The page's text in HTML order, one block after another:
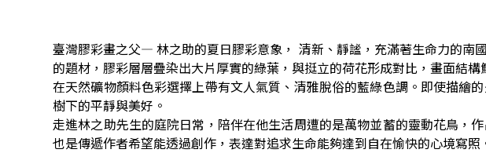
臺灣膠彩畫之父— 林之助的夏日膠彩意象， 清新、靜謐，充滿著生命力的南
的題材，膠彩層層疊染出大片厚實的綠葉，與挺立的荷花形成對比，畫面結
在天然礦物顏料色彩選擇上帶有文人氣質、清雅脫俗的藍綠色調。即使描繪
樹下的平靜與美好。
走進林之助先生的庭院日常，陪伴在他生活周遭的是萬物並蓄的靈動花鳥，
也是傳遞作者希望能透過創作，表達對追求生命能夠達到自在愉快的心境寫照